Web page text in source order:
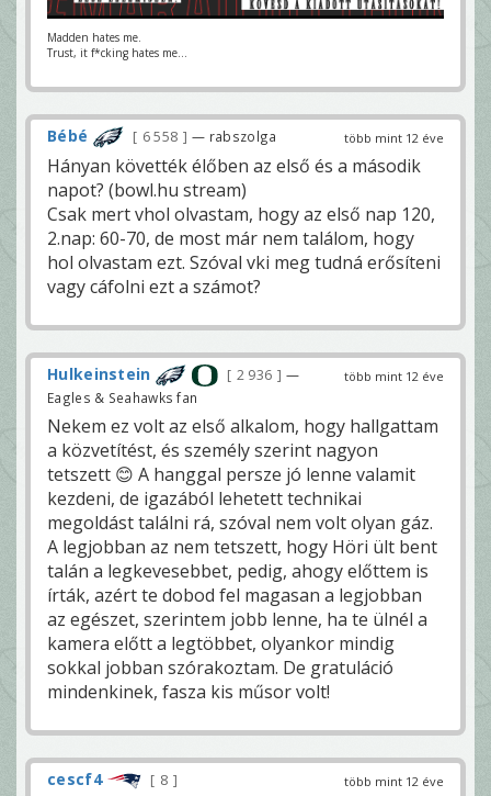
Madden hates me.
Trust, it f*cking hates me...
több mint 12 éve
Bébé 6 558 — rabszolga
Hányan követték élőben az első és a második
napot? (bowl.hu stream)
Csak mert vhol olvastam, hogy az első nap 120,
2.nap: 60-70, de most már nem találom, hogy
hol olvastam ezt. Szóval vki meg tudná erősíteni
vagy cáfolni ezt a számot?
több mint 12 éve
Hulkeinstein 2 936
—
Eagles & Seahawks fan
Nekem ez volt az első alkalom, hogy hallgattam
a közvetítést, és személy szerint nagyon
tetszett 😊 A hanggal persze jó lenne valamit
kezdeni, de igazából lehetett technikai
megoldást találni rá, szóval nem volt olyan gáz.
A legjobban az nem tetszett, hogy Höri ült bent
talán a legkevesebbet, pedig, ahogy előttem is
írták, azért te dobod fel magasan a legjobban
az egészet, szerintem jobb lenne, ha te ülnél a
kamera előtt a legtöbbet, olyankor mindig
sokkal jobban szórakoztam. De gratuláció
mindenkinek, fasza kis műsor volt!
több mint 12 éve
cescf4
8